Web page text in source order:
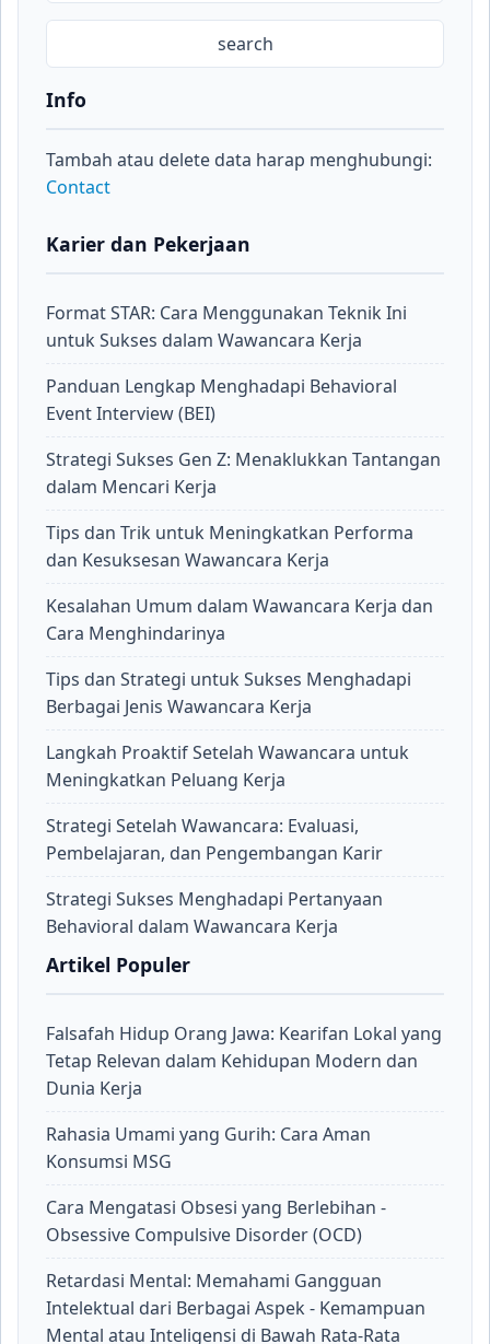
Info
Tambah atau delete data harap menghubungi:
Contact
Karier dan Pekerjaan
Format STAR: Cara Menggunakan Teknik Ini
untuk Sukses dalam Wawancara Kerja
Panduan Lengkap Menghadapi Behavioral
Event Interview (BEI)
Strategi Sukses Gen Z: Menaklukkan Tantangan
dalam Mencari Kerja
Tips dan Trik untuk Meningkatkan Performa
dan Kesuksesan Wawancara Kerja
Kesalahan Umum dalam Wawancara Kerja dan
Cara Menghindarinya
Tips dan Strategi untuk Sukses Menghadapi
Berbagai Jenis Wawancara Kerja
Langkah Proaktif Setelah Wawancara untuk
Meningkatkan Peluang Kerja
Strategi Setelah Wawancara: Evaluasi,
Pembelajaran, dan Pengembangan Karir
Strategi Sukses Menghadapi Pertanyaan
Behavioral dalam Wawancara Kerja
Artikel Populer
Falsafah Hidup Orang Jawa: Kearifan Lokal yang
Tetap Relevan dalam Kehidupan Modern dan
Dunia Kerja
Rahasia Umami yang Gurih: Cara Aman
Konsumsi MSG
Cara Mengatasi Obsesi yang Berlebihan -
Obsessive Compulsive Disorder (OCD)
Retardasi Mental: Memahami Gangguan
Intelektual dari Berbagai Aspek - Kemampuan
Mental atau Inteligensi di Bawah Rata-Rata